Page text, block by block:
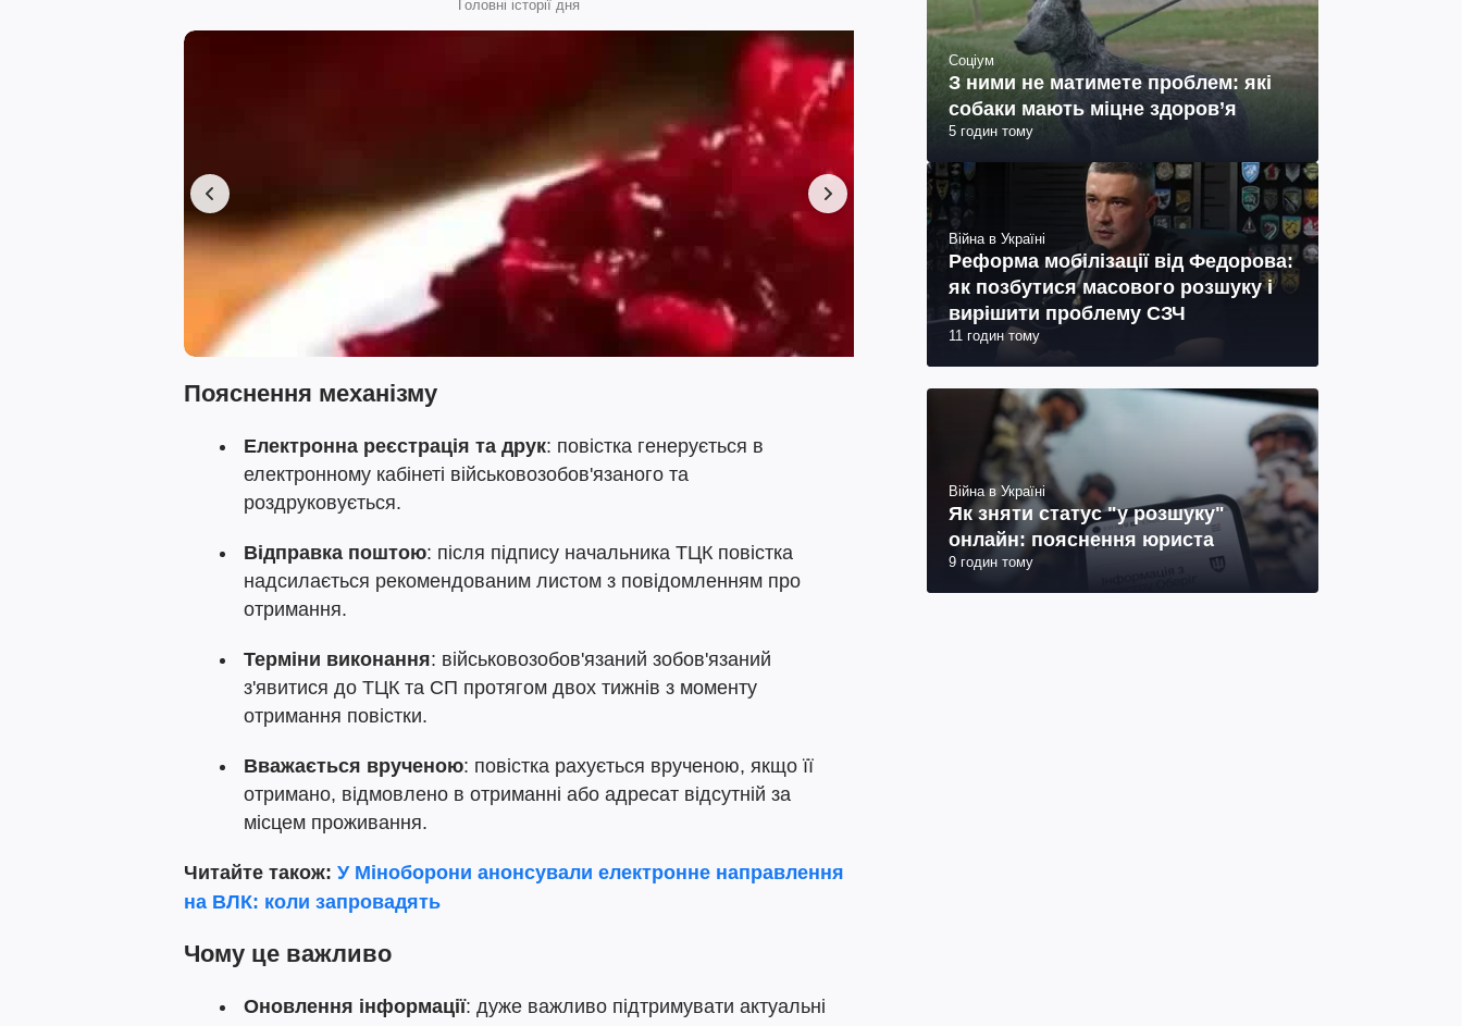
Головні історії дня
Пояснення механізму
Електронна реєстрація та друк: повістка генерується в
електронному кабінеті військовозобов'язаного та
роздруковується.
Відправка поштою: після підпису начальника ТЦК повістка
надсилається рекомендованим листом з повідомленням про
отримання.
Терміни виконання: військовозобов'язаний зобов'язаний
з'явитися до ТЦК та СП протягом двох тижнів з моменту
отримання повістки.
Вважається врученою: повістка рахується врученою, якщо її
отримано, відмовлено в отриманні або адресат відсутній за
місцем проживання.
Читайте також: У Міноборони анонсували електронне направлення
на ВЛК: коли запровадять
Чому це важливо
Оновлення інформації: дуже важливо підтримувати актуальні
Соціум
З ними не матимете проблем: які
собаки мають міцне здоров’я
5 годин тому
Війна в Україні
Реформа мобілізації від Федорова:
як позбутися масового розшуку і
вирішити проблему СЗЧ
11 годин тому
Війна в Україні
Як зняти статус "у розшуку"
онлайн: пояснення юриста
9 годин тому